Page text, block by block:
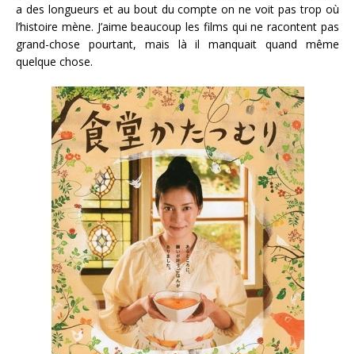
a des longueurs et au bout du compte on ne voit pas trop où
l’histoire mène. J’aime beaucoup les films qui ne racontent pas
grand-chose pourtant, mais là il manquait quand même
quelque chose.